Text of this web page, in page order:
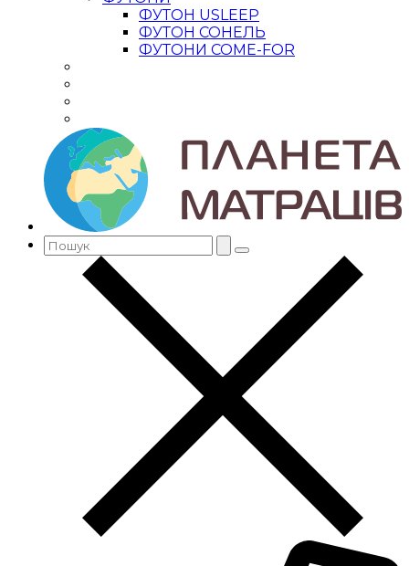
ФУТОН USLEEP
ФУТОН СОНЕЛЬ
ФУТОНИ COME-FOR